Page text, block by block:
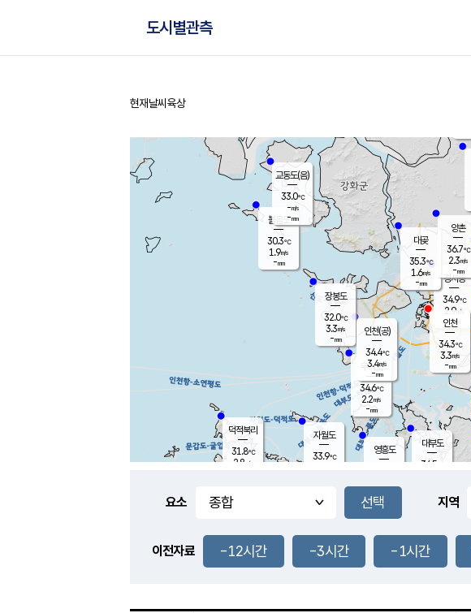
도시별관측
홈
현재날씨 육상
풍도
1.5m/s
무의도
34.6℃
2.2m/s
-mm
영흥도
볼음도
30.3℃
1.9m/s
-mm
자월도
33.9℃
장봉도
32.0℃
3.3m/s
-mm
대부도
34.5
-
경서동
34.9℃
2.9m/s
-mm
대곶
35.3℃
1.6m/s
-mm
양촌
36.7℃
2.3m/s
-mm
덕적북리
31.8℃
2.8 m/s
인천(공)
34.4℃
3.4m/s
-mm
교동도(음)
33.0℃
-m/s
-mm
인천
34.3℃
3.3m/s
-mm
요소 지역
이전자료 -12시간 -3시간 -1시간